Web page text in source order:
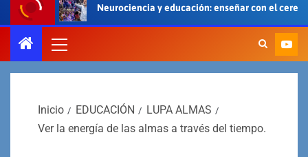
y educación: enseñar con el cerebro, el cuerpo y el corazón
Inicio EDUCACIÓN
LUPA ALMAS
Ver la energía de las almas a través del tiempo.